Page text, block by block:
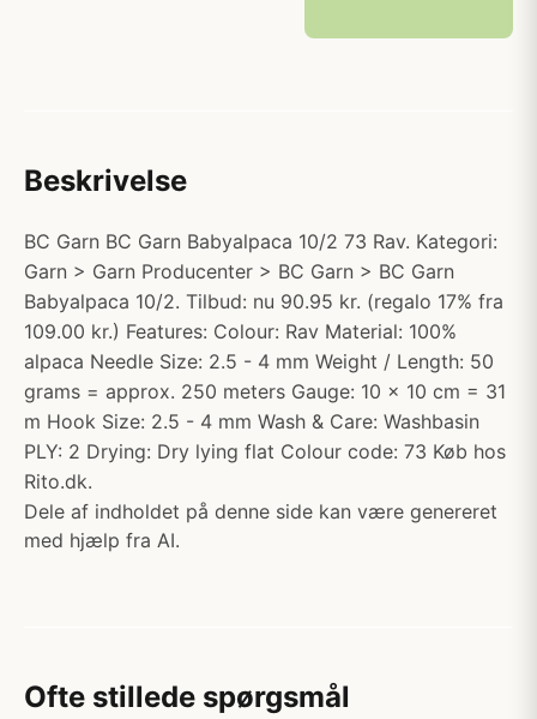
Beskrivelse
BC Garn BC Garn Babyalpaca 10/2 73 Rav. Kategori:
Garn > Garn Producenter > BC Garn > BC Garn
Babyalpaca 10/2. Tilbud: nu 90.95 kr. (regalo 17% fra
109.00 kr.) Features: Colour: Rav Material: 100%
alpaca Needle Size: 2.5 - 4 mm Weight / Length: 50
grams = approx. 250 meters Gauge: 10 x 10 cm = 31
m Hook Size: 2.5 - 4 mm Wash & Care: Washbasin
PLY: 2 Drying: Dry lying flat Colour code: 73 Køb hos
Rito.dk.
Dele af indholdet på denne side kan være genereret
med hjælp fra AI.
Ofte stillede spørgsmål